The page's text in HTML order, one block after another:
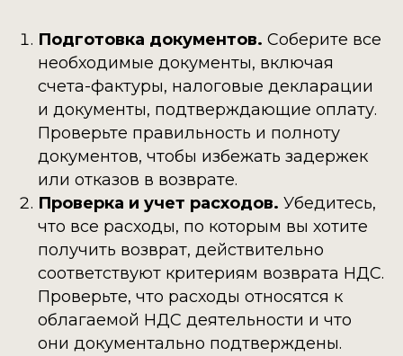
Подготовка документов. Соберите все
необходимые документы, включая
счета-фактуры, налоговые декларации
и документы, подтверждающие оплату.
Проверьте правильность и полноту
документов, чтобы избежать задержек
или отказов в возврате.
Проверка и учет расходов. Убедитесь,
что все расходы, по которым вы хотите
получить возврат, действительно
соответствуют критериям возврата НДС.
Проверьте, что расходы относятся к
облагаемой НДС деятельности и что
они документально подтверждены.